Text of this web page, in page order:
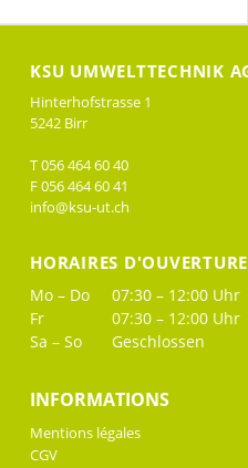
KSU UMWELTTECHNIK
Hinterhofstrasse 1
5242 Birr
T 056 464 60 40
F 056 464 60 41
info@ksu-ut.ch
HORAIRES D'OUVERTURE
Mo – Do 07:30 – 12:00 Uhr
Fr
07:30 – 12:00 Uhr
Sa – So
Geschlossen
INFORMATIONS
Mentions légales
CGV